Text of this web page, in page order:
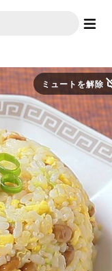
ミュートを解除